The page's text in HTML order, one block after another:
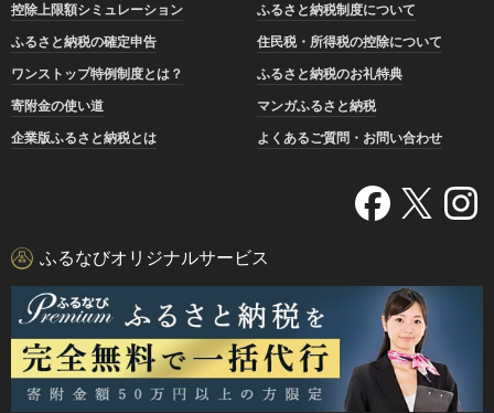
控除上限額シミュレーション
ふるさと納税制度について
ふるさと納税の確定申告
住民税・所得税の控除について
ワンストップ特例制度とは？
ふるさと納税のお礼特典
寄附金の使い道
マンガふるさと納税
企業版ふるさと納税とは
よくあるご質問・お問い合わせ
ふるなびオリジナルサービス